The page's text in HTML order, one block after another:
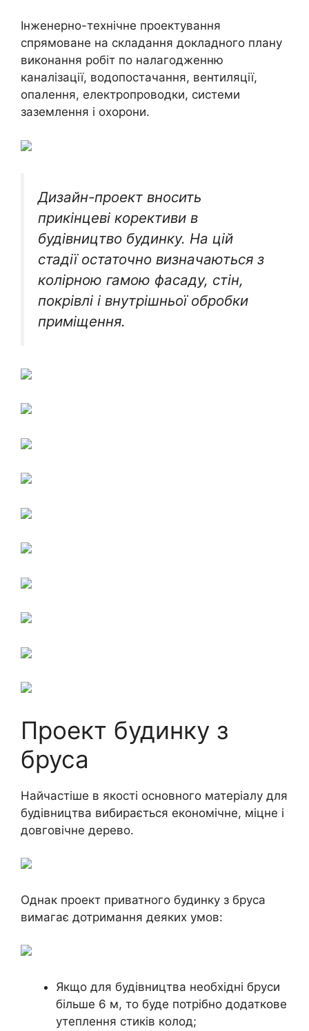
Інженерно-технічне проектування
спрямоване на складання докладного плану
виконання робіт по налагодженню
каналізації, водопостачання, вентиляції,
опалення, електропроводки, системи
заземлення і охорони.
Дизайн-проект вносить
прикінцеві корективи в
будівництво будинку. На цій
стадії остаточно визначаються з
колірною гамою фасаду, стін,
покрівлі і внутрішньої обробки
приміщення.
Проект будинку з
бруса
Найчастіше в якості основного матеріалу для
будівництва вибирається економічне, міцне і
довговічне дерево.
Однак проект приватного будинку з бруса
вимагає дотримання деяких умов:
Якщо для будівництва необхідні бруси
більше 6 м, то буде потрібно додаткове
утеплення стиків колод;